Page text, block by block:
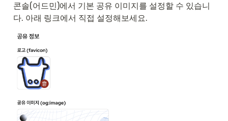
콘솔(어드민)에서 기본 공유 이미지를 설정할 수 있습니
다. 아래 링크에서 직접 설정해보세요.